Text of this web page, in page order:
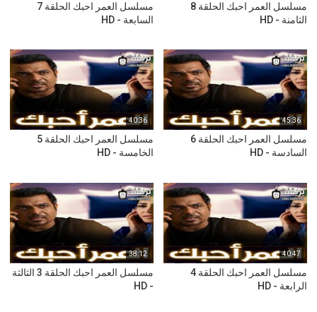
مسلسل العمر احبك الحلقة 8
الثامنة - HD
مسلسل العمر احبك الحلقة 7
السابعة - HD
45:36
مسلسل العمر احبك الحلقة 6
السادسة - HD
40:36
مسلسل العمر احبك الحلقة 5
الخامسة - HD
40:47
مسلسل العمر احبك الحلقة 4
الرابعة - HD
38:12
مسلسل العمر احبك الحلقة 3 الثالثة
- HD